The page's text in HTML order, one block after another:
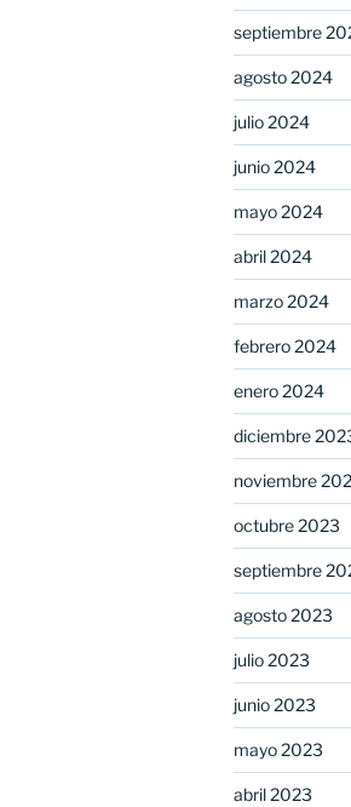
septiembre
agosto 2024
julio 2024
junio 2024
mayo 2024
abril 2024
marzo 2024
febrero 2024
enero 2024
diciembre
noviembre
octubre 2023
septiembre
agosto 2023
julio 2023
junio 2023
mayo 2023
abril 2023